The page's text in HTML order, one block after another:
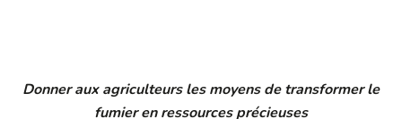
Donner aux agriculteurs les moyens de transformer le
fumier en ressources précieuses